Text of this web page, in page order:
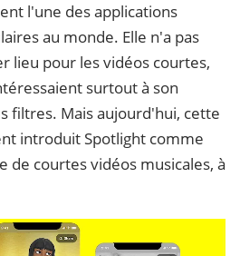
l'une des applications
au monde. Elle n'a pas
lieu pour les vidéos courtes,
surtout à son
filtres. Mais aujourd'hui, cette
introduit Spotlight comme
de courtes vidéos musicales, à